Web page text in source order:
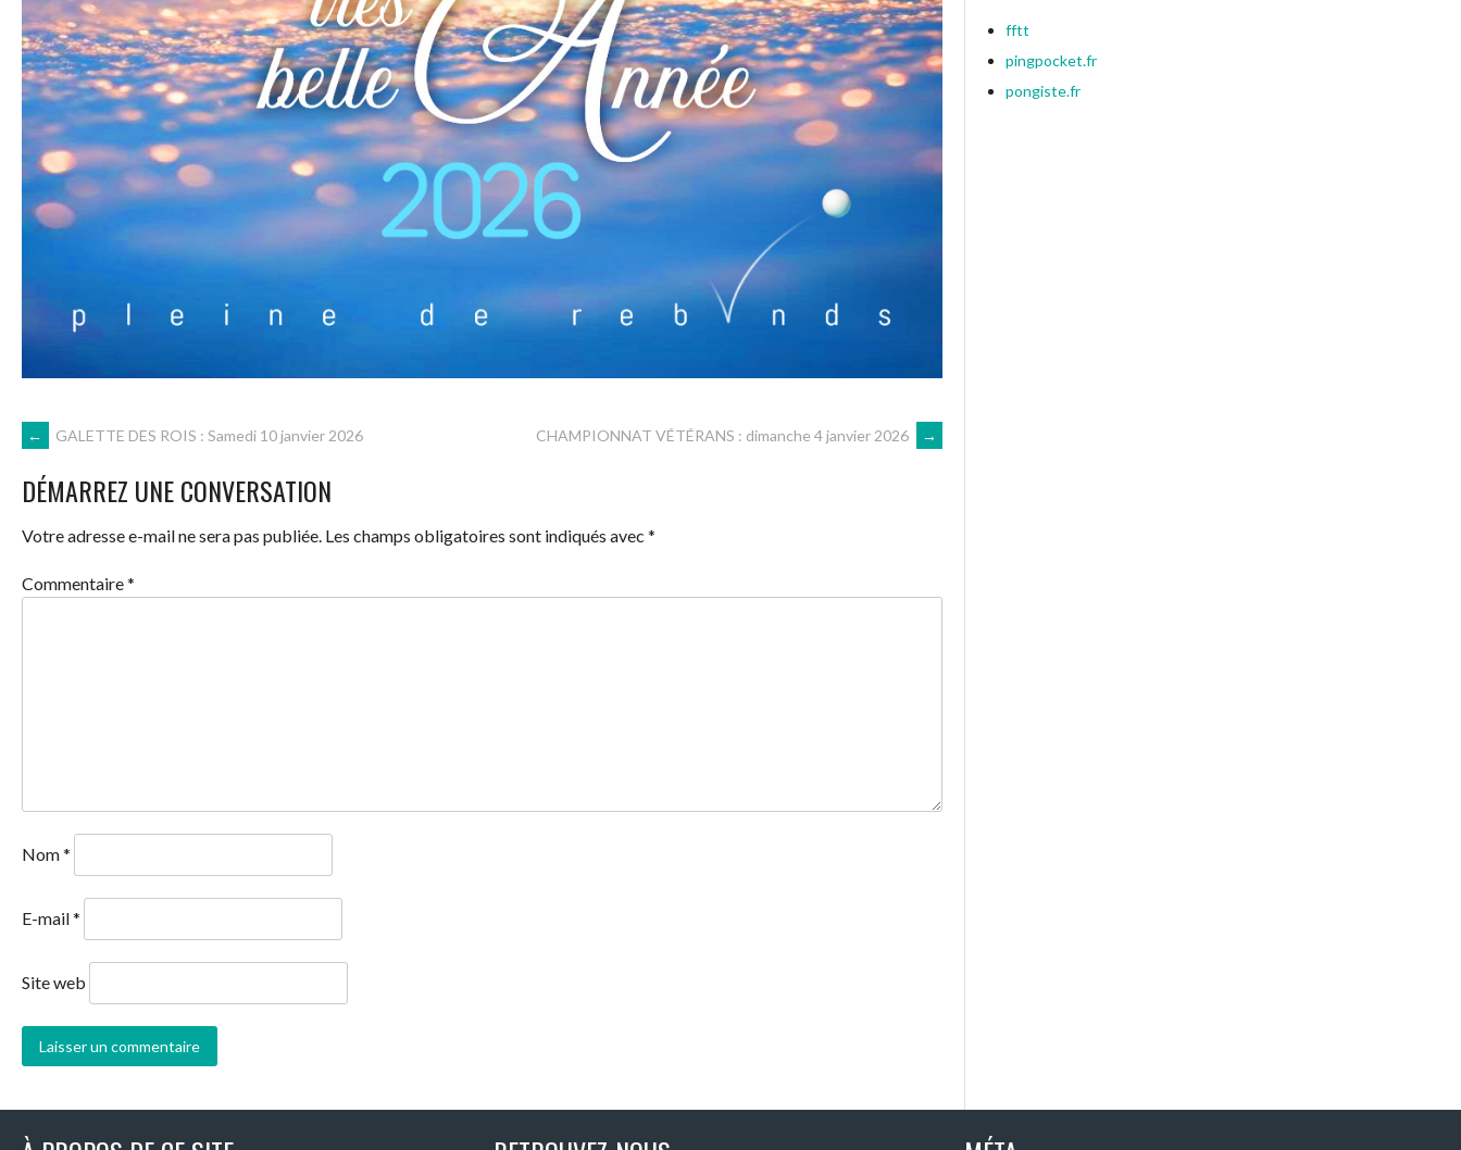
NAVIGATION
DES
ARTICLES
← GALETTE DES ROIS : Samedi 10 janvier 2026 CHAMPIONNAT VÉTÉRANS : dimanche 4 janvier 2026 →
DÉMARREZ UNE CONVERSATION
Votre adresse e-mail ne sera pas publiée. Les champs obligatoires sont indiqués avec *
Commentaire*
Nom*
E-mail*
Site web
fftt
pingpocket.fr
pongiste.fr